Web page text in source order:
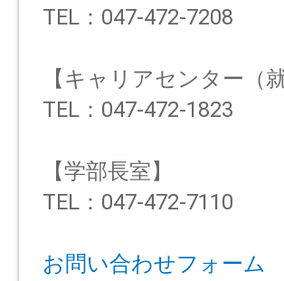
TEL：047-472-7208
【キャリアセンター（
TEL：047-472-1823
【学部長室】
TEL：047-472-7110
お問い合わせフォーム